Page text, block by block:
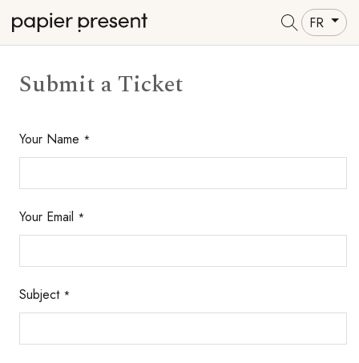
FR
Submit a Ticket
Your Name *
Your Email *
Subject *